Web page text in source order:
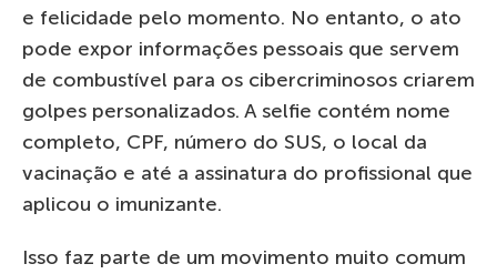
e felicidade pelo momento. No entanto, o ato
pode expor informações pessoais que servem
de combustível para os cibercriminosos criarem
golpes personalizados. A selfie contém nome
completo, CPF, número do SUS, o local da
vacinação e até a assinatura do profissional que
aplicou o imunizante.
Isso faz parte de um movimento muito comum